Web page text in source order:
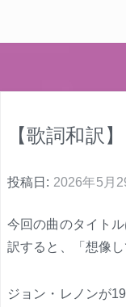
【歌詞和訳
投稿日: 2026年5月
今回の曲のタイト
訳すると、「想像し
ジョン・レノンが